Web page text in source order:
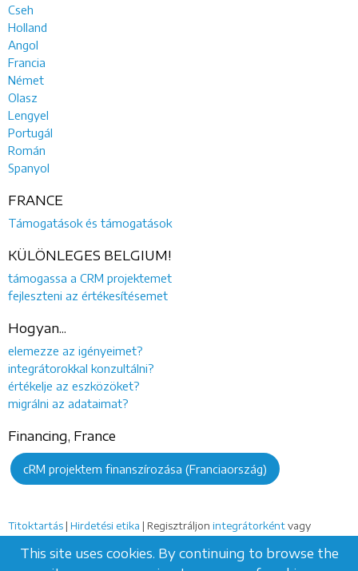
Cseh
Holland
Angol
Francia
Német
Olasz
Lengyel
Portugál
Román
Spanyol
FRANCE
Támogatások és támogatások
KÜLÖNLEGES BELGIUM!
támogassa a CRM projektemet
fejleszteni az értékesítésemet
Hogyan...
elemezze az igényeimet?
integrátorokkal konzultálni?
értékelje az eszközöket?
migrálni az adataimat?
Financing, France
cRM projektem finanszírozása (Franciaország)
Titoktartás | Hirdetési etika | Regisztráljon integrátorként vagy
szabadúszóként
- Rue des Pères Blancs 4, 1040 Brüsszel -
This site uses cookies. By continuing to browse the